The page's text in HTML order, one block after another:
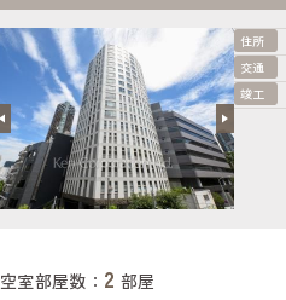
住所
交通
竣工
空室部屋数： 2 部屋